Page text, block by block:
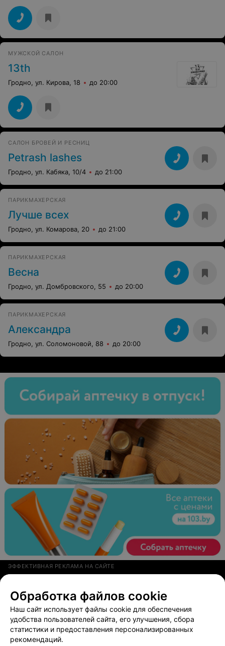
МУЖСКОЙ САЛОН
13th
Гродно, ул. Кирова, 18 до 20:00
САЛОН БРОВЕЙ И РЕСНИЦ
Petrash lashes
Гродно, ул. Кабяка, 10/4 до 21:00
ПАРИКМАХЕРСКАЯ
Лучше всех
Гродно, ул. Комарова, 20 до 21:00
ПАРИКМАХЕРСКАЯ
Весна
Гродно, ул. Домбровского, 55 до 20:00
ПАРИКМАХЕРСКАЯ
Александра
Гродно, ул. Соломоновой, 88 до 20:00
ЭФФЕКТИВНАЯ РЕКЛАМА НА САЙТЕ
Весна
Гродно, ул. О. Соломовой, 151А до 20:00
Обработка файлов cookie
Наш сайт использует файлы cookie для обеспечения
удобства пользователей сайта, его улучшения, сбора
статистики и предоставления персонализированных
рекомендаций.